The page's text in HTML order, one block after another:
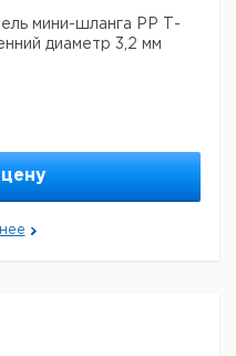
мини-шланга PP Т-
диаметр 3,2 мм